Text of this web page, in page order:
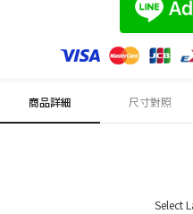
商品詳細 尺寸對照
Select